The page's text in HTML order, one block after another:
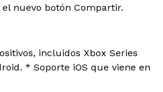
nuevo botón Compartir.
incluidos Xbox Series
* Soporte iOS que viene en